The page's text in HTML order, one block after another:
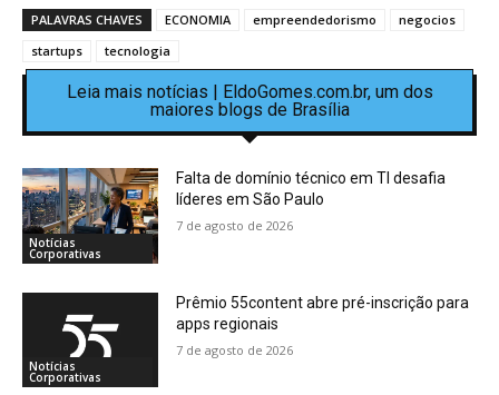
PALAVRAS CHAVES ECONOMIA empreendedorismo
negocios
startups
tecnologia
Leia mais notícias | EldoGomes.com.br, um dos
maiores blogs de Brasília
Notícias
Corporativas
Falta de domínio técnico em TI desafia
líderes em São Paulo
7 de agosto de 2026
Notícias
Corporativas
Prêmio 55content abre pré-inscrição para
apps regionais
7 de agosto de 2026